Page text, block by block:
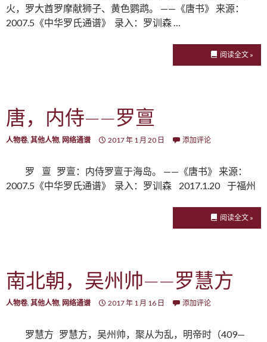
火，罗大酋罗摩献狮子、黄色鹦鹉。 ——《唐书》 来源：
2007.5《中华罗氏通谱》 录入：罗训森 …
阅读全文 »
唐，内侍——罗亶
人物卷, 其他人物, 网络通谱 2017 年 1 月 20 日 添加评论
罗 亶 罗亶：内侍罗亶于海岛。 ——《唐书》 来源：
2007.5《中华罗氏通谱》 录入：罗训森 2017.1.20 于福州
阅读全文 »
南北朝，吴州帅——罗慧方
人物卷, 其他人物, 网络通谱 2017 年 1 月 16 日 添加评论
罗慧方 罗慧方，吴州帅，聚从为乱，明帝时（409—